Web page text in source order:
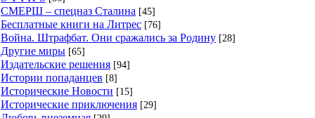
СМЕРШ – спецназ Сталина [45]
Бесплатные книги на Литрес [76]
Война. Штрафбат. Они сражались за Родину [28]
Другие миры [65]
Издательские решения [94]
Истории попаданцев [8]
Исторические Новости [15]
Исторические приключения [29]